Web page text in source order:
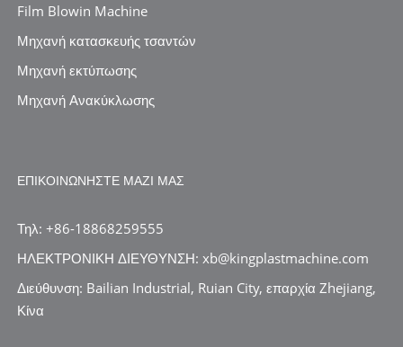
Film Blowin Machine
Μηχανή κατασκευής τσαντών
Μηχανή εκτύπωσης
Μηχανή Ανακύκλωσης
ΕΠΙΚΟΙΝΩΝΉΣΤΕ ΜΑΖΊ ΜΑΣ
Τηλ: +86-18868259555
ΗΛΕΚΤΡΟΝΙΚΗ ΔΙΕΥΘΥΝΣΗ: xb@kingplastmachine.com
Διεύθυνση: Bailian Industrial, Ruian City, επαρχία Zhejiang,
Κίνα